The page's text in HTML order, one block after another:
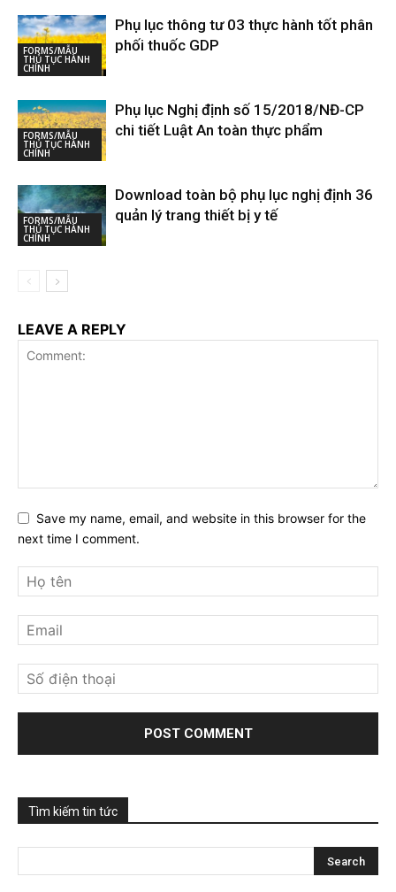
FORMS/MẪU
THỦ TỤC HÀNH
CHÍNH
Phụ lục thông tư 03 thực hành tốt phân
phối thuốc GDP
FORMS/MẪU
THỦ TỤC HÀNH
CHÍNH
Phụ lục Nghị định số 15/2018/NĐ-CP
chi tiết Luật An toàn thực phẩm
FORMS/MẪU
THỦ TỤC HÀNH
CHÍNH
Download toàn bộ phụ lục nghị định 36
quản lý trang thiết bị y tế
LEAVE A REPLY
Save my name, email, and website in this browser for the
next time I comment.
Tìm kiếm tin tức